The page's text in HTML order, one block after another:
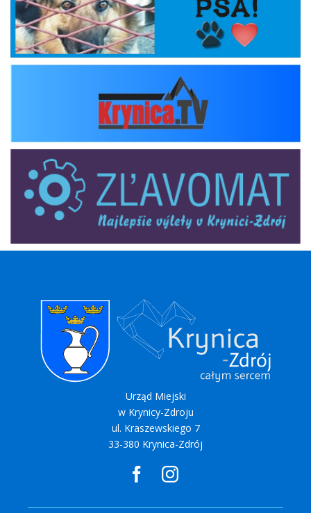
krynica_tv
Urząd Miejski
w Krynicy-Zdroju
ul. Kraszewskiego 7
33-380 Krynica-Zdrój